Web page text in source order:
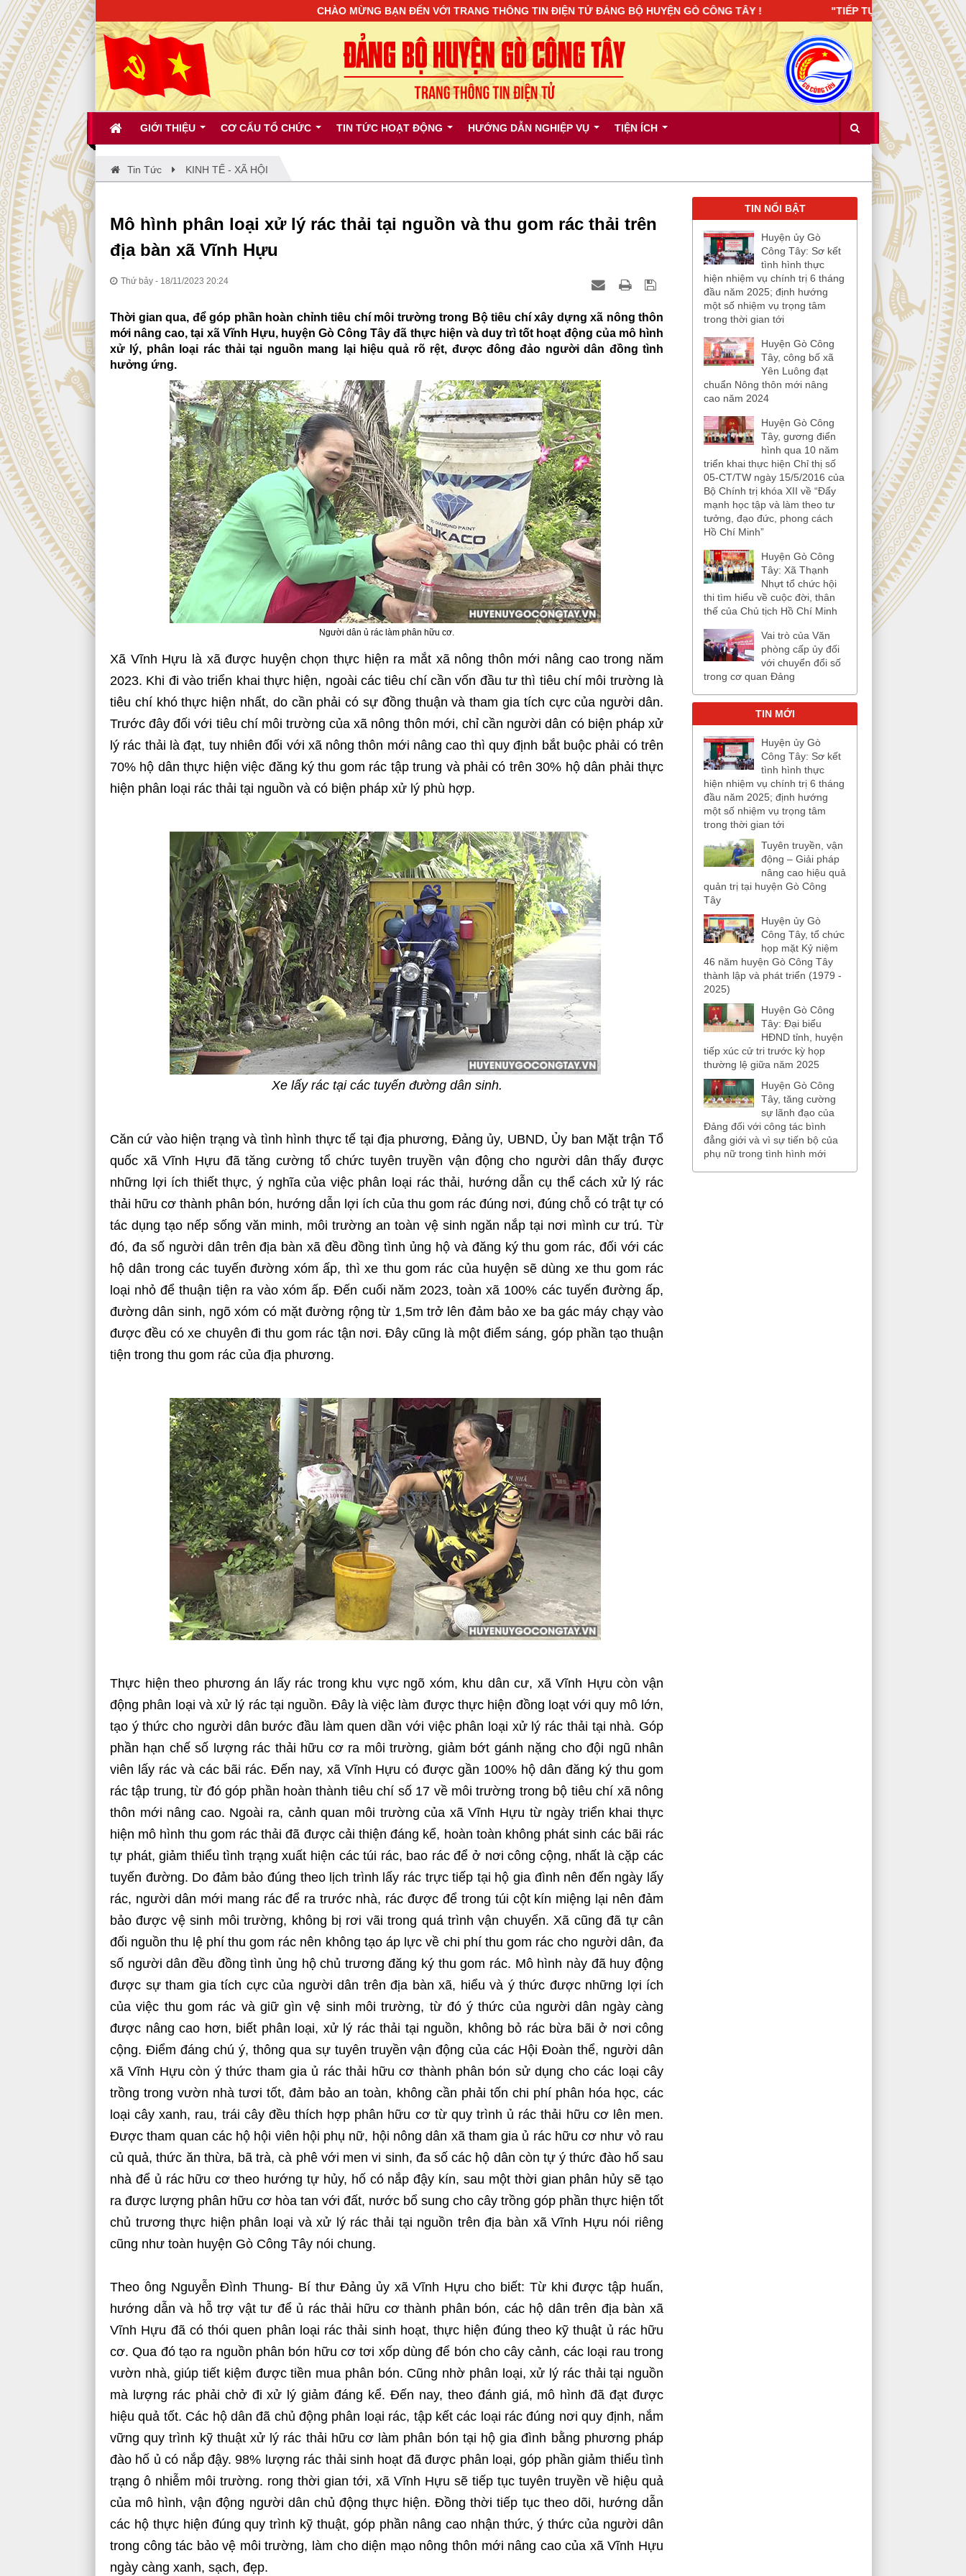
GIỚI THIỆU CƠ CẤU TỔ CHỨC TIN TỨC HOẠT ĐỘNG HƯỚNG DẪN NGHIỆP VỤ TIỆN ÍCH
CHÀO MỪNG BẠN ĐẾN VỚI TRANG THÔNG TIN ĐIỆN TỬ ĐẢNG BỘ HUYỆN GÒ CÔNG TÂY ! "TIẾP TỤC XÂY DỰNG ĐẢNG BỘ TRONG
Tin Tức KINH TẾ - XÃ HỘI
Mô hình phân loại xử lý rác thải tại nguồn và thu gom rác thải trên
địa bàn xã Vĩnh Hựu
Thứ bảy - 18/11/2023 20:24
Thời gian qua, để góp phần hoàn chỉnh tiêu chí môi trường trong Bộ tiêu chí xây dựng xã nông thôn
mới nâng cao, tại xã Vĩnh Hựu, huyện Gò Công Tây đã thực hiện và duy trì tốt hoạt động của mô hình
xử lý, phân loại rác thải tại nguồn mang lại hiệu quả rõ rệt, được đông đảo người dân đồng tình
hưởng ứng.
Người dân ủ rác làm phân hữu cơ.
Xã Vĩnh Hựu là xã được huyện chọn thực hiện ra mắt xã nông thôn mới nâng cao trong năm
2023. Khi đi vào triển khai thực hiện, ngoài các tiêu chí cần vốn đầu tư thì tiêu chí môi trường là
tiêu chí khó thực hiện nhất, do cần phải có sự đồng thuận và tham gia tích cực của người dân.
Trước đây đối với tiêu chí môi trường của xã nông thôn mới, chỉ cần người dân có biện pháp xử
lý rác thải là đạt, tuy nhiên đối với xã nông thôn mới nâng cao thì quy định bắt buộc phải có trên
70% hộ dân thực hiện việc đăng ký thu gom rác tập trung và phải có trên 30% hộ dân phải thực
hiện phân loại rác thải tại nguồn và có biện pháp xử lý phù hợp.
Xe lấy rác tại các tuyến đường dân sinh.
Căn cứ vào hiện trạng và tình hình thực tế tại địa phương, Đảng ủy, UBND, Ủy ban Mặt trận Tổ
quốc xã Vĩnh Hựu đã tăng cường tổ chức tuyên truyền vận động cho người dân thấy được
những lợi ích thiết thực, ý nghĩa của việc phân loại rác thải, hướng dẫn cụ thể cách xử lý rác
thải hữu cơ thành phân bón, hướng dẫn lợi ích của thu gom rác đúng nơi, đúng chỗ có trật tự có
tác dụng tạo nếp sống văn minh, môi trường an toàn vệ sinh ngăn nắp tại nơi mình cư trú. Từ
đó, đa số người dân trên địa bàn xã đều đồng tình ủng hộ và đăng ký thu gom rác, đối với các
hộ dân trong các tuyến đường xóm ấp, thì xe thu gom rác của huyện sẽ dùng xe thu gom rác
loại nhỏ để thuận tiện ra vào xóm ấp. Đến cuối năm 2023, toàn xã 100% các tuyến đường ấp,
đường dân sinh, ngõ xóm có mặt đường rộng từ 1,5m trở lên đảm bảo xe ba gác máy chạy vào
được đều có xe chuyên đi thu gom rác tận nơi. Đây cũng là một điểm sáng, góp phần tạo thuận
tiện trong thu gom rác của địa phương.
Thực hiện theo phương án lấy rác trong khu vực ngõ xóm, khu dân cư, xã Vĩnh Hựu còn vận
động phân loại và xử lý rác tại nguồn. Đây là việc làm được thực hiện đồng loạt với quy mô lớn,
tạo ý thức cho người dân bước đầu làm quen dần với việc phân loại xử lý rác thải tại nhà. Góp
phần hạn chế số lượng rác thải hữu cơ ra môi trường, giảm bớt gánh nặng cho đội ngũ nhân
viên lấy rác và các bãi rác. Đến nay, xã Vĩnh Hựu có được gần 100% hộ dân đăng ký thu gom
rác tập trung, từ đó góp phần hoàn thành tiêu chí số 17 về môi trường trong bộ tiêu chí xã nông
thôn mới nâng cao. Ngoài ra, cảnh quan môi trường của xã Vĩnh Hựu từ ngày triển khai thực
hiện mô hình thu gom rác thải đã được cải thiện đáng kể, hoàn toàn không phát sinh các bãi rác
tự phát, giảm thiểu tình trạng xuất hiện các túi rác, bao rác để ở nơi công cộng, nhất là cặp các
tuyến đường. Do đảm bảo đúng theo lịch trình lấy rác trực tiếp tại hộ gia đình nên đến ngày lấy
rác, người dân mới mang rác để ra trước nhà, rác được để trong túi cột kín miệng lại nên đảm
bảo được vệ sinh môi trường, không bị rơi vãi trong quá trình vận chuyển. Xã cũng đã tự cân
đối nguồn thu lệ phí thu gom rác nên không tạo áp lực về chi phí thu gom rác cho người dân, đa
số người dân đều đồng tình ủng hộ chủ trương đăng ký thu gom rác. Mô hình này đã huy động
được sự tham gia tích cực của người dân trên địa bàn xã, hiểu và ý thức được những lợi ích
của việc thu gom rác và giữ gìn vệ sinh môi trường, từ đó ý thức của người dân ngày càng
được nâng cao hơn, biết phân loại, xử lý rác thải tại nguồn, không bỏ rác bừa bãi ở nơi công
cộng. Điểm đáng chú ý, thông qua sự tuyên truyền vận động của các Hội Đoàn thể, người dân
xã Vĩnh Hựu còn ý thức tham gia ủ rác thải hữu cơ thành phân bón sử dụng cho các loại cây
trồng trong vườn nhà tươi tốt, đảm bảo an toàn, không cần phải tốn chi phí phân hóa học, các
loại cây xanh, rau, trái cây đều thích hợp phân hữu cơ từ quy trình ủ rác thải hữu cơ lên men.
Được tham quan các hộ hội viên hội phụ nữ, hội nông dân xã tham gia ủ rác hữu cơ như vỏ rau
củ quả, thức ăn thừa, bã trà, cà phê với men vi sinh, đa số các hộ dân còn tự ý thức đào hố sau
nhà để ủ rác hữu cơ theo hướng tự hủy, hố có nắp đậy kín, sau một thời gian phân hủy sẽ tạo
ra được lượng phân hữu cơ hòa tan với đất, nước bổ sung cho cây trồng góp phần thực hiện tốt
chủ trương thực hiện phân loại và xử lý rác thải tại nguồn trên địa bàn xã Vĩnh Hựu nói riêng
cũng như toàn huyện Gò Công Tây nói chung.
Theo ông Nguyễn Đình Thung- Bí thư Đảng ủy xã Vĩnh Hựu cho biết: Từ khi được tập huấn,
hướng dẫn và hỗ trợ vật tư để ủ rác thải hữu cơ thành phân bón, các hộ dân trên địa bàn xã
Vĩnh Hựu đã có thói quen phân loại rác thải sinh hoạt, thực hiện đúng theo kỹ thuật ủ rác hữu
cơ. Qua đó tạo ra nguồn phân bón hữu cơ tơi xốp dùng để bón cho cây cảnh, các loại rau trong
vườn nhà, giúp tiết kiệm được tiền mua phân bón. Cũng nhờ phân loại, xử lý rác thải tại nguồn
mà lượng rác phải chở đi xử lý giảm đáng kể. Đến nay, theo đánh giá, mô hình đã đạt được
hiệu quả tốt. Các hộ dân đã chủ động phân loại rác, tập kết các loại rác đúng nơi quy định, nắm
vững quy trình kỹ thuật xử lý rác thải hữu cơ làm phân bón tại hộ gia đình bằng phương pháp
đào hố ủ có nắp đậy. 98% lượng rác thải sinh hoạt đã được phân loại, góp phần giảm thiểu tình
trạng ô nhiễm môi trường. rong thời gian tới, xã Vĩnh Hựu sẽ tiếp tục tuyên truyền về hiệu quả
của mô hình, vận động người dân chủ động thực hiện. Đồng thời tiếp tục theo dõi, hướng dẫn
các hộ thực hiện đúng quy trình kỹ thuật, góp phần nâng cao nhận thức, ý thức của người dân
trong công tác bảo vệ môi trường, làm cho diện mạo nông thôn mới nâng cao của xã Vĩnh Hựu
ngày càng xanh, sạch, đẹp.
TIN NỔI BẬT
Huyện ủy Gò
Công Tây: Sơ kết
tình hình thực
hiện nhiệm vụ chính trị 6 tháng
đầu năm 2025; định hướng
một số nhiệm vụ trọng tâm
trong thời gian tới
Huyện Gò Công
Tây, công bố xã
Yên Luông đạt
chuẩn Nông thôn mới nâng
cao năm 2024
Huyện Gò Công
Tây, gương điển
hình qua 10 năm
triển khai thực hiện Chỉ thị số
05-CT/TW ngày 15/5/2016 của
Bộ Chính trị khóa XII về “Đẩy
mạnh học tập và làm theo tư
tưởng, đạo đức, phong cách
Hồ Chí Minh”
Huyện Gò Công
Tây: Xã Thạnh
Nhựt tổ chức hội
thi tìm hiểu về cuộc đời, thân
thế của Chủ tịch Hồ Chí Minh
Vai trò của Văn
phòng cấp ủy đối
với chuyển đổi số
trong cơ quan Đảng
TIN MỚI
Huyện ủy Gò
Công Tây: Sơ kết
tình hình thực
hiện nhiệm vụ chính trị 6 tháng
đầu năm 2025; định hướng
một số nhiệm vụ trọng tâm
trong thời gian tới
Tuyên truyền, vận
động – Giải pháp
nâng cao hiệu quả
quản trị tại huyện Gò Công
Tây
Huyện ủy Gò
Công Tây, tổ chức
họp mặt Kỷ niệm
46 năm huyện Gò Công Tây
thành lập và phát triển (1979 -
2025)
Huyện Gò Công
Tây: Đại biểu
HĐND tỉnh, huyện
tiếp xúc cử tri trước kỳ họp
thường lệ giữa năm 2025
Huyện Gò Công
Tây, tăng cường
sự lãnh đạo của
Đảng đối với công tác bình
đẳng giới và vì sự tiến bộ của
phụ nữ trong tình hình mới